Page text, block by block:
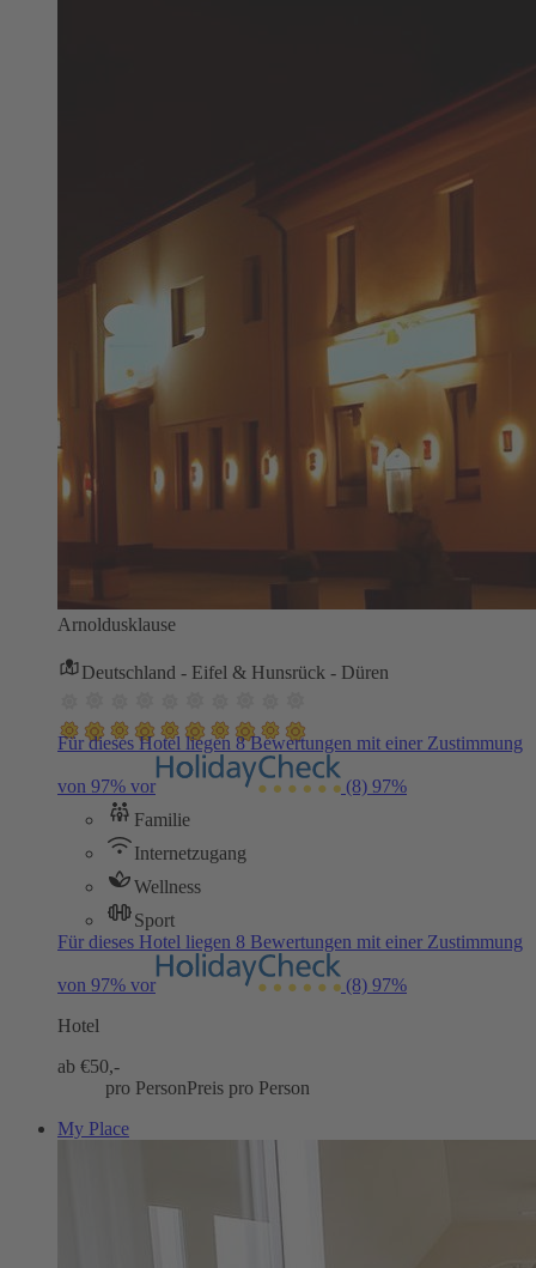
Arnoldusklause
Deutschland - Eifel & Hunsrück - Düren
Für dieses Hotel liegen 8 Bewertungen mit einer Zustimmung
von 97% vor (8) 97%
Familie
Internetzugang
Wellness
Sport
Für dieses Hotel liegen 8 Bewertungen mit einer Zustimmung
von 97% vor (8) 97%
Hotel
ab €50,-
pro PersonPreis pro Person
My Place